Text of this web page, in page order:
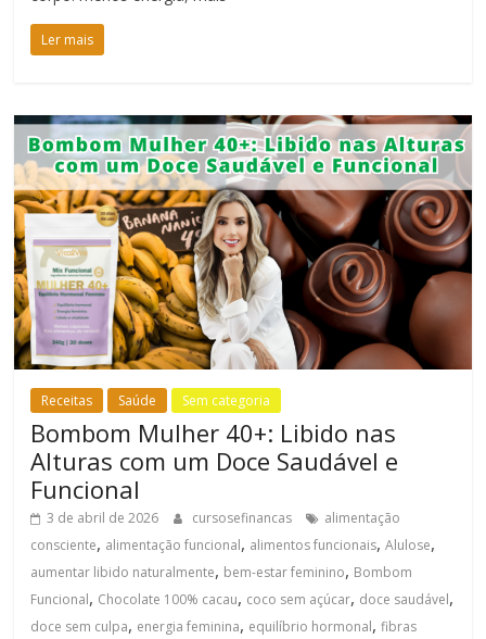
Ler mais
Receitas Saúde Sem categoria
Bombom Mulher 40+: Libido nas
Alturas com um Doce Saudável e
Funcional
3 de abril de 2026 cursosefinancas
alimentação
consciente, alimentação funcional, alimentos funcionais,Alulose,
aumentar libido naturalmente, bem-estar feminino, Bombom
Funcional, Chocolate 100% cacau, coco sem açúcar, doce saudável,
doce sem culpa, energia feminina, equilíbrio hormonal,fibras